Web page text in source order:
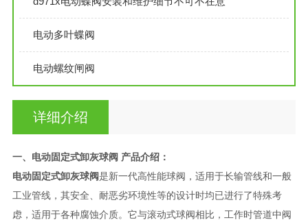
电动多叶蝶阀
电动螺纹闸阀
详细介绍
一、 电动固定式卸灰球阀 产品介绍：
电动固定式卸灰球阀是新一代高性能球阀，适用于长输管线和一般
工业管线，其安全、耐恶劣环境性等的设计时均已进行了特殊考
虑，适用于各种腐蚀介质。它与滚动式球阀相比，工作时管道中阀